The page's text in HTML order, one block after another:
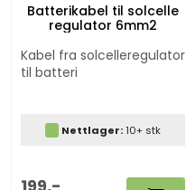
Batterikabel til solcelle
regulator 6mm2
Kabel fra solcelleregulator
til batteri
Nettlager:10+ stk